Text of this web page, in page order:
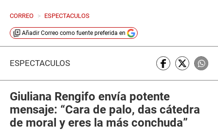
CORREO > ESPECTACULOS
Añadir Correo como fuente preferida en
ESPECTÁCULOS
Giuliana Rengifo envía potente
mensaje: “Cara de palo, das cátedra
de moral y eres la más conchuda”